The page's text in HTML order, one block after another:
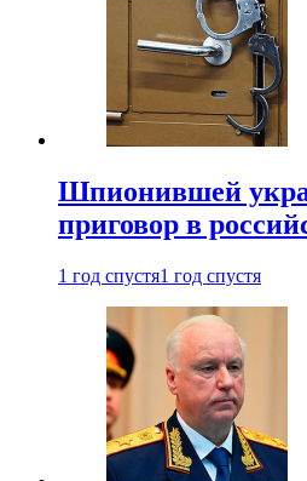
Шпионившей
приговор в
1 год спустя1 год спустя